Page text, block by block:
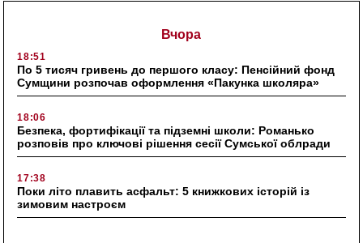
Вчора
18:51
По 5 тисяч гривень до першого класу: Пенсійний фонд
Сумщини розпочав оформлення «Пакунка школяра»
18:06
Безпека, фортифікації та підземні школи: Романько
розповів про ключові рішення сесії Сумської облради
17:38
Поки літо плавить асфальт: 5 книжкових історій із
зимовим настроєм